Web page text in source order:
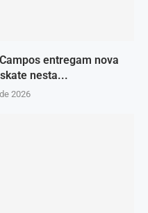
entregam nova
nesta...
2026